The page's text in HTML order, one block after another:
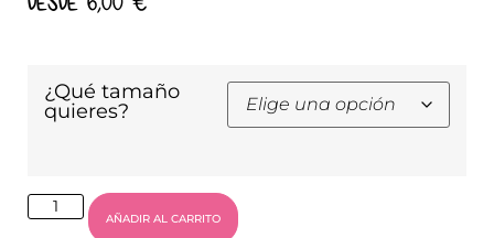
¿Qué tamaño
quieres?
AÑADIR AL CARRITO